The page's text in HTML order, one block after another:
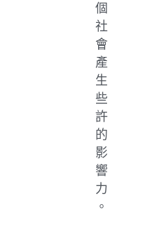
個
社
會
產
生
些
許
的
影
響
力
。